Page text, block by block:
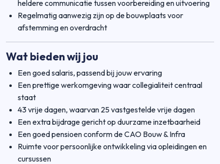
heldere communicatie tussen voorbereiding en uitvoering
Regelmatig aanwezig zijn op de bouwplaats voor
afstemming en overdracht
Wat bieden wij jou
Een goed salaris, passend bij jouw ervaring
Een prettige werkomgeving waar collegialiteit centraal
staat
43 vrije dagen, waarvan 25 vastgestelde vrije dagen
Een extra bijdrage gericht op duurzame inzetbaarheid
Een goed pensioen conform de CAO Bouw & Infra
Ruimte voor persoonlijke ontwikkeling via opleidingen en
cursussen